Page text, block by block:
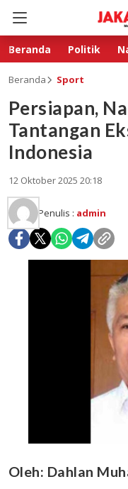
Beranda Politik
Beranda Sport
Persiapan,
Tantangan
Indonesia
12 Oktober 2025 20:18
Penulis : admin
Oleh: Dahlan